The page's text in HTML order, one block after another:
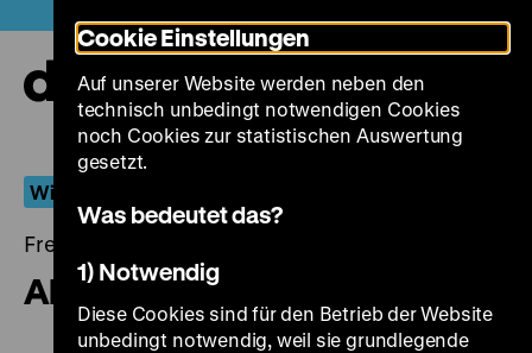
zum
Seiteninhalt
springen
Wiederentdeckt
Freitag, 02. Juni 2023, 20.00 Uhr
Alarm in Peking
Cookie Einstellungen
Auf unserer Website werden neben den
technisch unbedingt notwendigen Cookies
noch Cookies zur statistischen Auswertung
gesetzt.
Was bedeutet das?
1) Notwendig
Diese Cookies sind für den Betrieb der Website
unbedingt notwendig, weil sie grundlegende